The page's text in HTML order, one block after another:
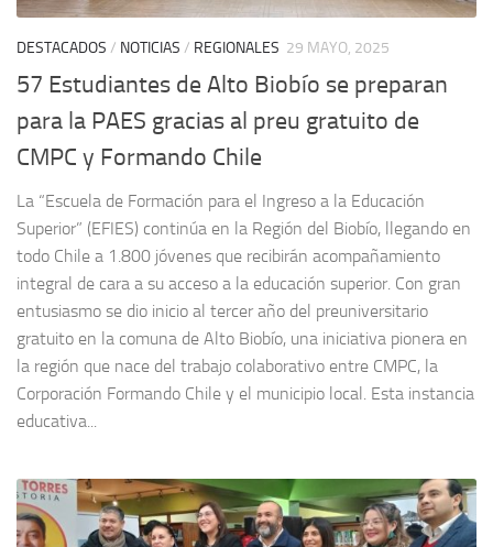
DESTACADOS / NOTICIAS / REGIONALES 29 MAYO, 2025
57 Estudiantes de Alto Biobío se preparan
para la PAES gracias al preu gratuito de
CMPC y Formando Chile
La “Escuela de Formación para el Ingreso a la Educación
Superior” (EFIES) continúa en la Región del Biobío, llegando en
todo Chile a 1.800 jóvenes que recibirán acompañamiento
integral de cara a su acceso a la educación superior. Con gran
entusiasmo se dio inicio al tercer año del preuniversitario
gratuito en la comuna de Alto Biobío, una iniciativa pionera en
la región que nace del trabajo colaborativo entre CMPC, la
Corporación Formando Chile y el municipio local. Esta instancia
educativa...